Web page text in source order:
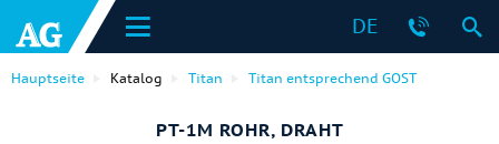
DE
Hauptseite Katalog Titan Titan entsprechend GOST
PT-1M ROHR, DRAHT